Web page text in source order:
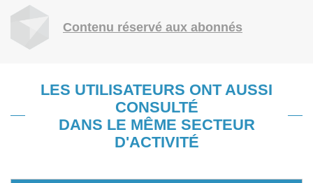
Contenu réservé aux abonnés
LES UTILISATEURS ONT AUSSI
CONSULTÉ
DANS LE MÊME SECTEUR
D'ACTIVITÉ